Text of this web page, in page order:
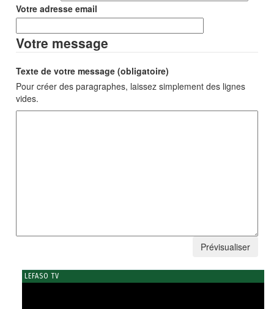
Votre adresse email
Votre message
Texte de votre message (obligatoire)
Pour créer des paragraphes, laissez simplement des lignes
vides.
LEFASO TV